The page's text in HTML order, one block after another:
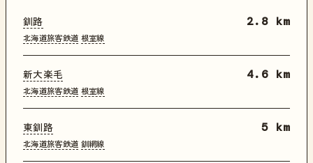
釧路
北海道旅客鉄道 根室線
2.8 km
新大楽毛
北海道旅客鉄道 根室線
4.6 km
東釧路
北海道旅客鉄道 釧網線
5 km